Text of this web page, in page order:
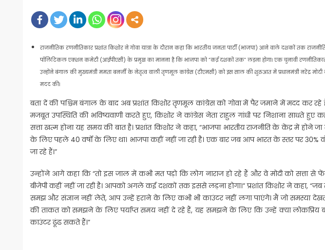
राजनीतिक रणनीतिकार प्रशांत किशोर ने गोवा यात्रा के दौरान कहा कि भारतीय जनता पार्टी (भाजपा) आने वाले दशकों तक
पॉलिटिकल एक्शन कमेटी (आईपीएसी) के प्रमुख का मानना ​​है कि भाजपा को “कई दशकों तक” लड़ना होगा। एक चुनावी
उन्होंने बंगाल की मुख्यमंत्री ममता बनर्जी के नेतृत्व वाली तृणमूल कांग्रेस (टीएमसी) को इस साल की शुरुआत में प्रधानमंत्री नरेंद्र
मदद की।
बता दें की पश्चिम बंगाल के बाद अब प्रशांत किशोर तृणमूल कांग्रेस को गोवा में पैर जमाने में मदद कर
मजबूत उपस्थिति की भविष्यवाणी करते हुए, किशोर ने कांग्रेस नेता राहुल गांधी पर निशाना साधते हुए
सत्ता खत्म होना यह समय की बात है। प्रशांत किशोर ने कहा, “भाजपा भारतीय राजनीति के केंद्र में होने
के लिए पहले 40 वर्षों के लिए था। भाजपा कहीं नहीं जा रही है। एक बार जब आप भारत के स्तर पर 30%
जा रहे हैं।”
उन्होंने आगे कहा कि “तो इस जाल में कभी मत पड़ो कि लोग नाराज हो रहे हैं और वे मोदी को सत्ता
बीजेपी कहीं नहीं जा रही है। आपको अगले कई दशकों तक इससे लड़ना होगा।” प्रशांत किशोर ने कहा,
समझ और संज्ञान नहीं लेते, आप उन्हें हराने के लिए कभी भी काउंटर नहीं लगा पाएंगे। मैं जो समस्या
की ताकत को समझने के लिए पर्याप्त समय नहीं दे रहे हैं, यह समझने के लिए कि उन्हें क्या लोकप्रिय
काउंटर ढूंढ सकते हैं।”